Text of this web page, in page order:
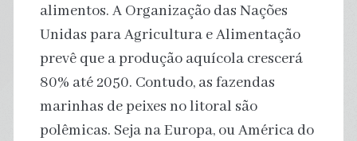
alimentos. A Organização das Nações
Unidas para Agricultura e Alimentação
prevê que a produção aquícola crescerá
80% até 2050. Contudo, as fazendas
marinhas de peixes no litoral são
polêmicas. Seja na Europa, ou América do